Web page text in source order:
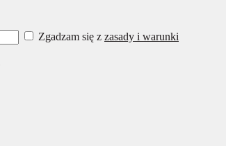
Zgadzam się z zasady i warunki